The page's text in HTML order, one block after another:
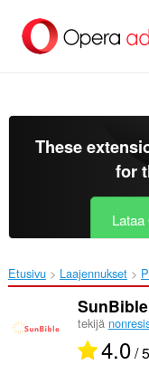
pääsisältöön
These
for
Etusivu Laajennukset
SunBible
tekijä
4.0/ 5